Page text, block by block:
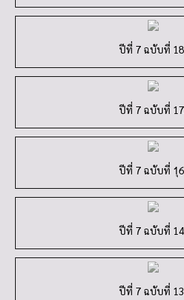
ปีที่ 7 ฉบับที่ 18..
ปีที่ 7 ฉบับที่ 17..
ปีที่ 7 ฉบับที่ 1ุ6..
ปีที่ 7 ฉบับที่ 14..
ปีที่ 7 ฉบับที่ 13..